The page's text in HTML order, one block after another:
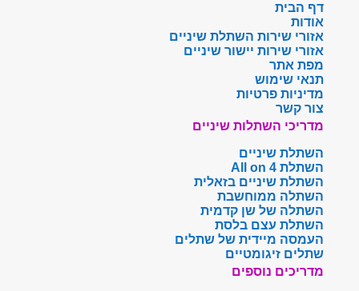
דף הבית
אודות
אזורי שירות השתלת שיניים
אזורי שירות יישור שיניים
מפת אתר
תנאי שימוש
מדיניות פרטיות
צור קשר
מדריכי השתלות שיניים
השתלת שיניים
השתלת All on 4
השתלת שיניים בזאלית
השתלה ממוחשבת
השתלה של שן קדמית
השתלת עצם בלסת
העמסה מיידית של שתלים
שתלים זיגומטיים
מדריכים נוספים